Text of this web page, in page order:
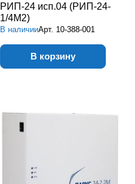
РИП-24 исп.04 (РИП-24-
1/4М2)
В наличииАрт. 10-388-001
В корзину